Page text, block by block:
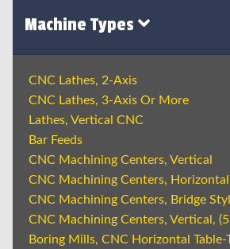
Machine Types
CNC Lathes, 2-Axis
CNC Lathes, 3-Axis Or More
Lathes, Vertical CNC
Bar Feeds
CNC Machining Centers, Vertical
CNC Machining Centers, Horizontal
CNC Machining Centers, Bridge
CNC Machining Centers, Vertical,
Boring Mills, CNC Horizontal Table-